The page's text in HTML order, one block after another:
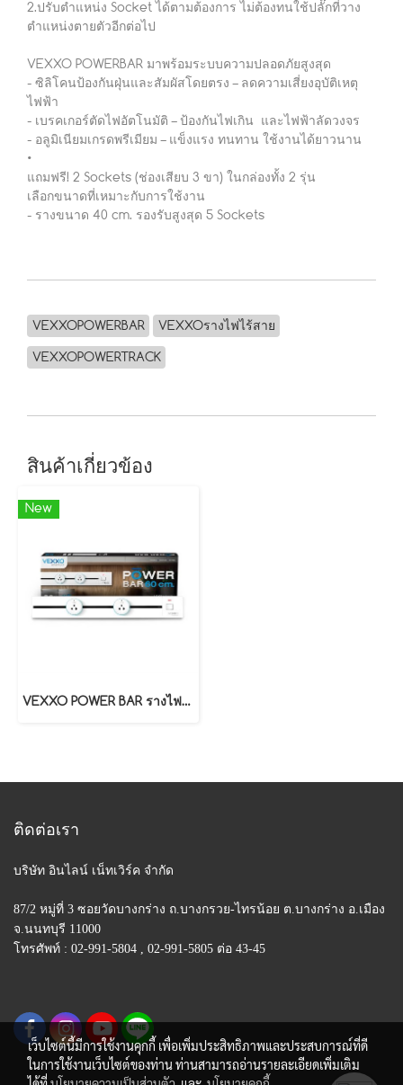
2.ปรับตำแหน่ง Socket ได้ตามต้องการ ไม่ต้องทนใช้ปลั๊กที่วาง
ตำแหน่งตายตัวอีกต่อไป
VEXXO POWERBAR มาพร้อมระบบความปลอดภัยสูงสุด
- ซิลิโคนป้องกันฝุ่นและสัมผัสโดยตรง – ลดความเสี่ยงอุบัติเหตุ
ไฟฟ้า
- เบรคเกอร์ตัดไฟอัตโนมัติ – ป้องกันไฟเกิน และไฟฟ้าลัดวงจร
- อลูมิเนียมเกรดพรีเมียม – แข็งแรง ทนทาน ใช้งานได้ยาวนาน
•
แถมฟรี! 2 Sockets (ช่องเสียบ 3 ขา) ในกล่องทั้ง 2 รุ่น
เลือกขนาดที่เหมาะกับการใช้งาน
- รางขนาด 40 cm. รองรับสูงสุด 5 Sockets
VEXXOPOWERBAR VEXXOรางไฟไร้สาย
VEXXOPOWERTRACK
สินค้าเกี่ยวข้อง
New
VEXXO POWER BAR รางไฟไร้สาย ขนาด 60 CM. สีขาว / สีเทา
ติดต่อเรา
บริษัท อินไลน์ เน็ทเวิร์ค จำกัด
87/2 หมู่ที่ 3 ซอยวัดบางกร่าง ถ.บางกรวย-ไทรน้อย ต.บางกร่าง อ.เมือง
จ.นนทบุรี 11000
โทรศัพท์ : 02-991-5804 , 02-991-5805 ต่อ 43-45
เว็บไซต์นี้มีการใช้งานคุกกี้ เพื่อเพิ่มประสิทธิภาพและประสบการณ์ที่ดี
ในการใช้งานเว็บไซต์ของท่าน ท่านสามารถอ่านรายละเอียดเพิ่มเติม